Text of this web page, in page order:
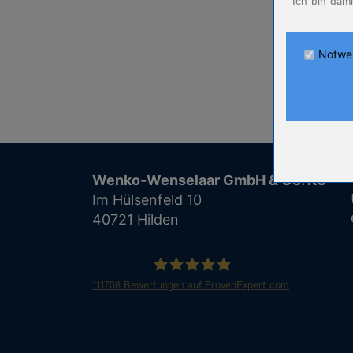
Wenko-Wenselaar GmbH & Co. KG
Im Hülsenfeld 10
40721 Hilden
111708 Bewertungen auf ProvenExpert.com
Zweck
Cookie Name
Anbieter
Cookie